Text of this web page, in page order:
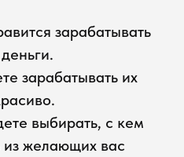
зарабатывать
зарабатывать их
выбирать, с кем
из желающих вас